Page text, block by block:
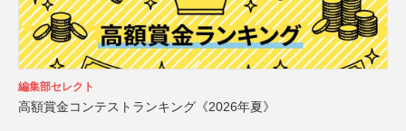
編集部セレクト
高額賞金コンテストランキング《2026年夏》